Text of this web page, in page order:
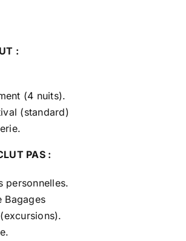
:
(4 nuits).
(standard)
PAS :
personnelles.
Bagages